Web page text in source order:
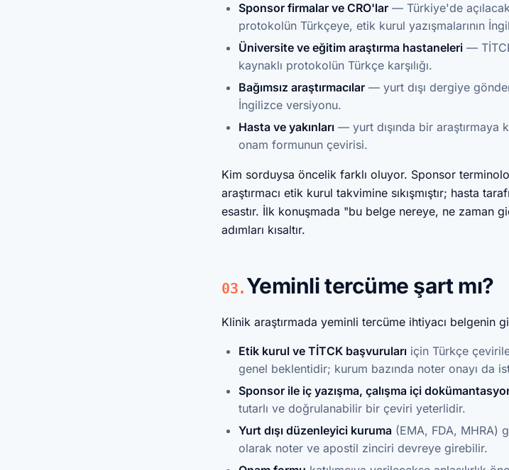
Sponsor firmalar ve CRO'lar — Türkiye'de
protokolün Türkçeye, etik kurul yazışmalarının
Üniversite ve eğitim araştırma hastaneleri —
kaynaklı protokolün Türkçe karşılığı.
Bağımsız araştırmacılar — yurt dışı dergiye
İngilizce versiyonu.
Hasta ve yakınları — yurt dışında bir araştırmaya
onam formunun çevirisi.
Kim sorduysa öncelik farklı oluyor. Sponsor
araştırmacı etik kurul takvimine sıkışmıştır; hasta
esastır. İlk konuşmada "bu belge nereye, ne zaman
adımları kısaltır.
03. Yeminli tercüme şart mı?
Klinik araştırmada yeminli tercüme ihtiyacı belgenin
Etik kurul ve TİTCK başvuruları için Türkçe
genel beklentidir; kurum bazında noter onayı da
Sponsor ile iç yazışma, çalışma içi
tutarlı ve doğrulanabilir bir çeviri yeterlidir.
Yurt dışı düzenleyici kuruma (EMA, FDA, MHRA)
olarak noter ve apostil zinciri devreye girebilir.